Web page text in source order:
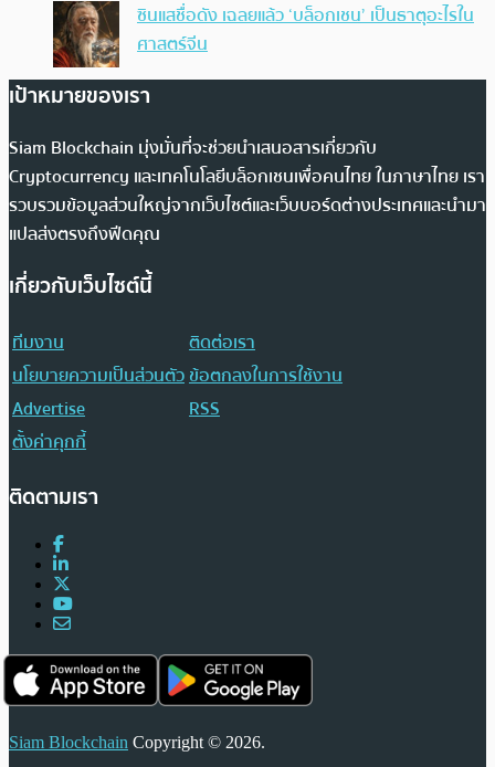
ซินแสชื่อดัง เฉลยแล้ว ‘บล็อกเชน’ เป็นธาตุอะไรใน
ศาสตร์จีน
เป้าหมายของเรา
Siam Blockchain มุ่งมั่นที่จะช่วยนำเสนอสารเกี่ยวกับ
Cryptocurrency และเทคโนโลยีบล็อกเชนเพื่อคนไทย ในภาษาไทย เรา
รวบรวมข้อมูลส่วนใหญ่จากเว็บไซต์และเว็บบอร์ดต่างประเทศและนำมา
แปลส่งตรงถึงฟีดคุณ
เกี่ยวกับเว็บไซต์นี้
ทีมงาน
ติดต่อเรา
นโยบายความเป็นส่วนตัวข้อตกลงในการใช้งาน
Advertise
RSS
ตั้งค่าคุกกี้
ติดตามเรา
Siam Blockchain Copyright © 2026.